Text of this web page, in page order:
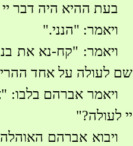
בעת ההיא היה דבר
ויאמר: "הנני."
ויאמר: "קח-נא את
שם לעולה על אחד
ויאמר אברהם בלבו:
יי לעולה?"
ויבוא אברהם